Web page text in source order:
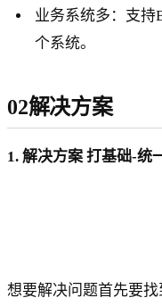
业务系统多：支持
个系统。
02解决方案
1. 解决方案 打基础-统
想要解决问题首先要找